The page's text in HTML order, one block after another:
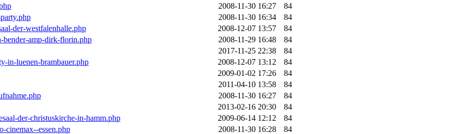
2008-11-30 16:27
84
2008-11-30 16:34
84
der-westfalenhalle.php
2008-12-07 13:57
84
bender-amp-dirk-florin.php
2008-11-29 16:48
84
2017-11-25 22:38
84
in-luenen-brambauer.php
2008-12-07 13:12
84
2009-01-02 17:26
84
2011-04-10 13:58
84
2008-11-30 16:27
84
2013-02-16 20:30
84
der-christuskirche-in-hamm.php
2009-06-14 12:12
84
cinemax--essen.php
2008-11-30 16:28
84